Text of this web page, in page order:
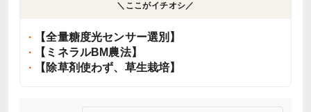
＼ここがイチオシ／
【全量糖度光センサー選別】
【ミネラルBM農法】
【除草剤使わず、草生栽培】